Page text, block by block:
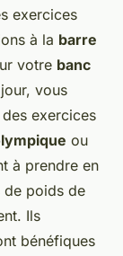
exercices
à la barre
votre banc
vous
exercices
ou
à prendre en
de poids de
Ils
bénéfiques